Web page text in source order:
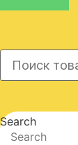
Search
Search